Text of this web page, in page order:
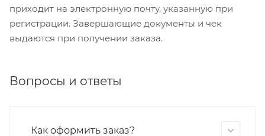
приходит на электронную почту, указанную при
регистрации. Завершающие документы и чек
выдаются при получении заказа.
Вопросы и ответы
Как оформить заказ?